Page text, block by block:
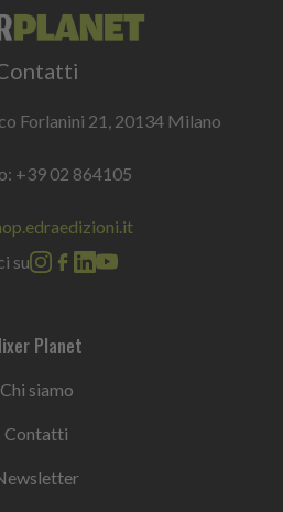
Forlanini 21, 20134 Milano
+39 02 864105
su
Planet
Chi siamo
Contatti